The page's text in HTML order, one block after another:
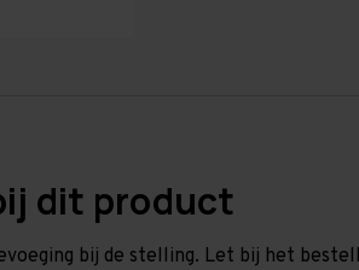
dit product
bij de stelling. Let bij het